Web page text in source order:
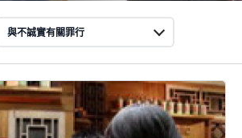
與不誠實有關罪行